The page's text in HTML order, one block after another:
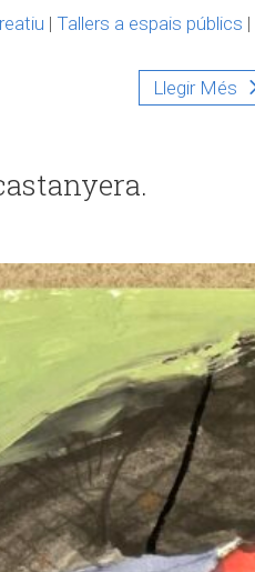
| Tallers a espais públics |
Llegir Més